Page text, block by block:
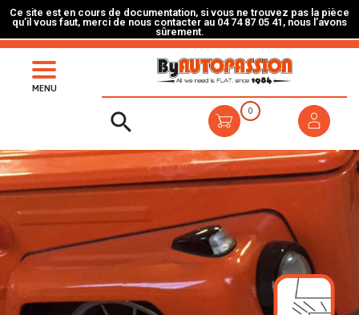
Ce site est en cours de documentation, si vous ne trouvez pas la pièce
qu’il vous faut, merci de nous contacter au 04 74 87 05 41, nous l’avons
sûrement.
MENU
 0